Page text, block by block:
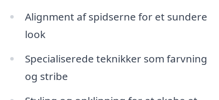
Alignment af spidserne for et sundere
look
Specialiserede teknikker som farvning
og stribe